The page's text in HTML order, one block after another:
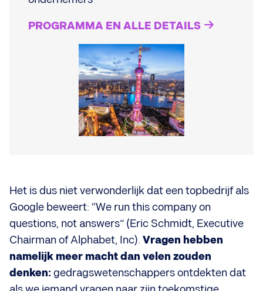
PROGRAMMA EN ALLE DETAILS
Het is dus niet verwonderlijk dat een topbedrijf als
Google beweert: “We run this company on
questions, not answers” (Eric Schmidt, Executive
Chairman of Alphabet, Inc). Vragen hebben
namelijk meer macht dan velen zouden
denken: gedragswetenschappers ontdekten dat